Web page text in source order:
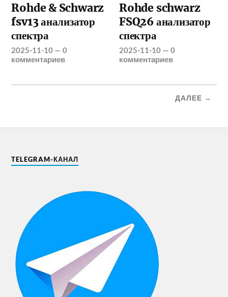
Rohde & Schwarz
fsv13 анализатор
спектра
2025-11-10 —0
комментариев
Rohde schwarz
FSQ26 анализатор
спектра
2025-11-10 —0
комментариев
ДАЛЕЕ →
TELEGRAM-КАНАЛ